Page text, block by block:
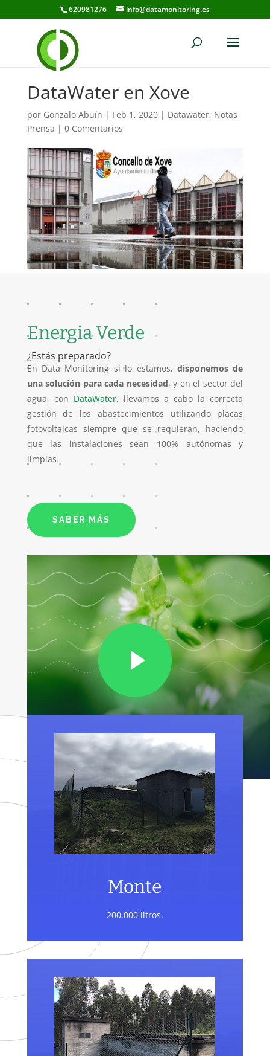
620981276 info@datamonitoring.es
DataWater en Xove
por Gonzalo Abuín | Feb 1, 2020| Datawater, Notas
Prensa | 0 Comentarios
Energia Verde
¿Estás preparado?
En Data Monitoring si lo estamos, disponemos de
una solución para cada necesidad, y en el sector del
agua, con DataWater, llevamos a cabo la correcta
gestión de los abastecimientos utilizando placas
fotovoltaicas siempre que se requieran, haciendo
que las instalaciones sean 100% autónomas y
limpias.
SABER MÁS
Monte
200.000 litros.